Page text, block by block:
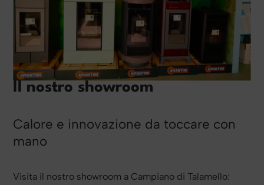
Il nostro showroom
Calore e innovazione da toccare con
mano
Visita il nostro showroom a Campiano di Talamello: